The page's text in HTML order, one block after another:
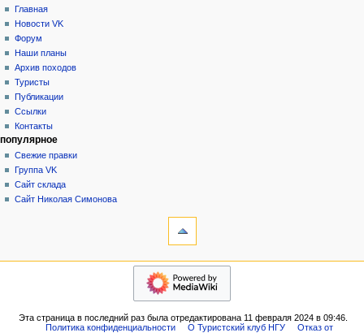
а
в
и
а
ц
и
я
статья
обсуждение
читать
просмотр
кода
история
создать
учётную
запись
войти
Главная
Новости VK
Форум
Наши планы
Архив походов
Туристы
Публикации
Ссылки
Контакты
популярное
Свежие правки
Группа VK
Сайт склада
Сайт Николая Симонова
навигация
Форум
Эта страница в последний раз была отредактирована 11 февраля 2024 в 09:46.
Политика конфиденциальности
О Туристский клуб НГУ
Отказ от